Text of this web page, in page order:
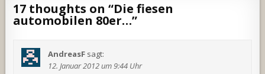
17 thoughts on “Die fiesen
automobilen 80er…”
AndreasF sagt:
12. Januar 2012 um 9:44 Uhr